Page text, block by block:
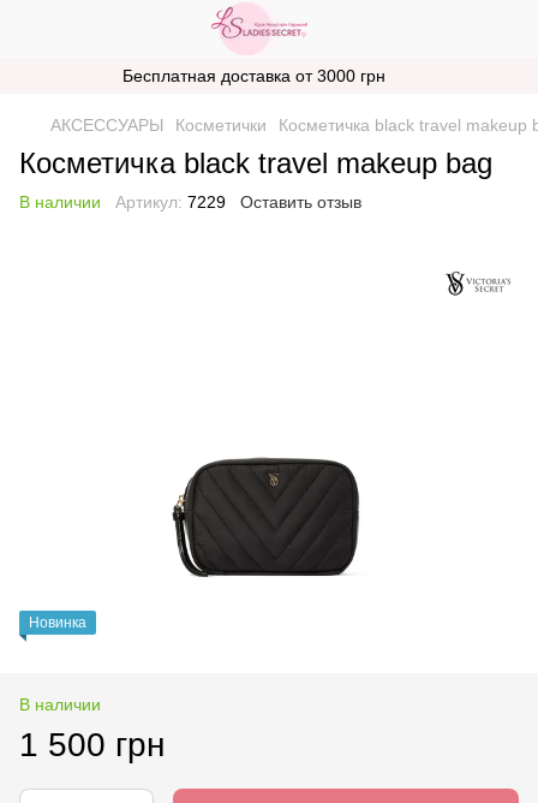
Бесплатная доставка от 3000 грн
АКСЕССУАРЫ Косметички Косметичка black travel makeup
Косметичка black travel makeup bag
В наличии Артикул: 7229 Оставить отзыв
Новинка
В наличии
1 500 грн